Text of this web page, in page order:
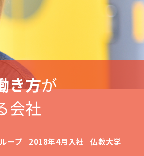
き方が
会社
ープ
2018年4月入社 仏教大学